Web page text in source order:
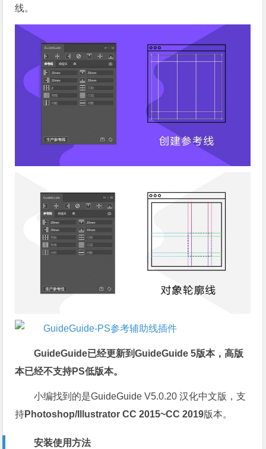
线。
GuideGuide已经更新到GuideGuide 5版本，高版
本已经不支持PS低版本。
小编找到的是GuideGuide V5.0.20 汉化中文版，支
持Photoshop/Illustrator CC 2015~CC 2019版本。
安装使用方法